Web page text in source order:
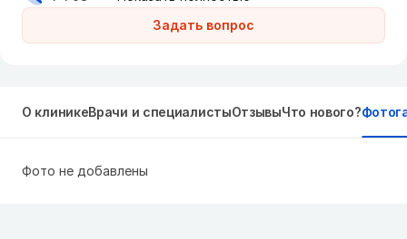
Задать вопрос
О клиникеВрачи и специалистыОтзывыЧто нового?
Фото не добавлены